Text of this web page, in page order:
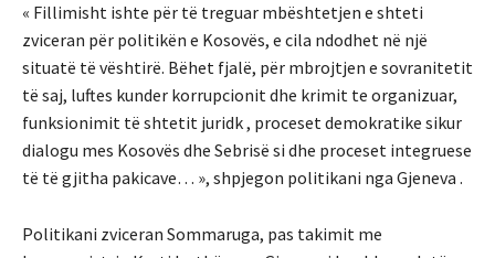
« Fillimisht ishte për të treguar mbështetjen e shteti
zviceran për politikën e Kosovës, e cila ndodhet në një
situatë të vështirë. Bëhet fjalë, për mbrojtjen e sovranitetit
të saj, luftes kunder korrupcionit dhe krimit te organizuar,
funksionimit të shtetit juridk , proceset demokratike sikur
dialogu mes Kosovës dhe Sebrisë si dhe proceset integruese
të të gjitha pakicave… », shpjegon politikani nga Gjeneva .
Politikani zviceran Sommaruga, pas takimit me